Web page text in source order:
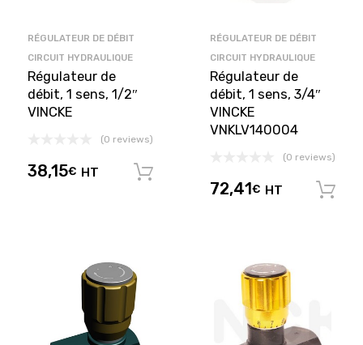
RÉGULATEUR DE DÉBIT
CIRCUIT HYDRAULIQUE
Régulateur de
débit, 1 sens, 1/2″
VINCKE
(0 reviews)
38,15€ HT
RÉGULATEUR DE DÉBIT
CIRCUIT HYDRAULIQUE
Régulateur de
débit, 1 sens, 3/4″
VINCKE
VNKLV140004
(0 reviews)
72,41€ HT